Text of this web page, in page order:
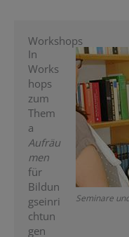
Workshops
Seminare
In
Works
hops
zum
Them
a
Aufräu
men
für
Bildun
gseinri
chtun
gen